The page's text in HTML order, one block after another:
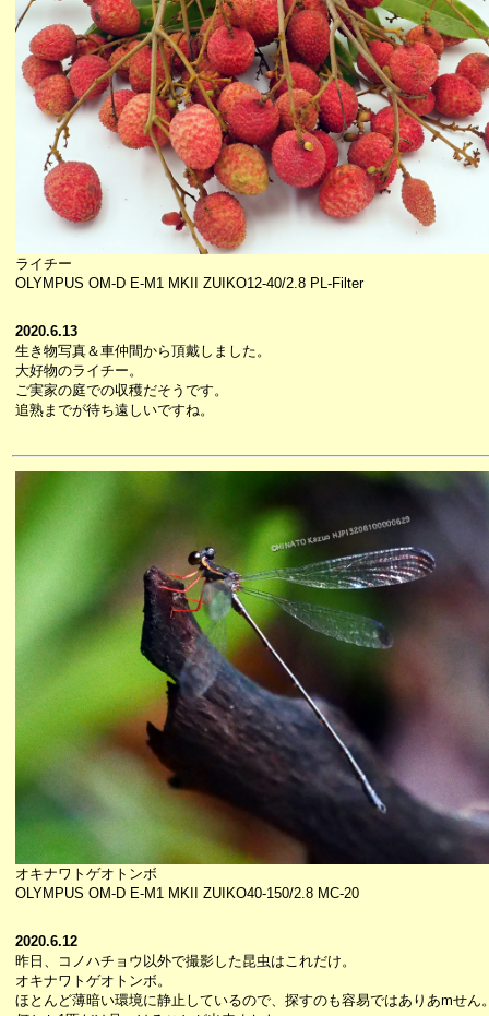
ライチー
OLYMPUS OM-D E-M1 MKII ZUIKO12-40/2.8 PL-Filter
2020.6.13
生き物写真＆車仲間から頂戴しました。
大好物のライチー。
ご実家の庭での収穫だそうです。
追熟までが待ち遠しいですね。
オキナワトゲオトンボ
OLYMPUS OM-D E-M1 MKII ZUIKO40-150/2.8 MC-20
2020.6.12
昨日、コノハチョウ以外で撮影した昆虫はこれだけ。
オキナワトゲオトンボ。
ほとんど薄暗い環境に静止しているので、探すのも容易ではありあmせん